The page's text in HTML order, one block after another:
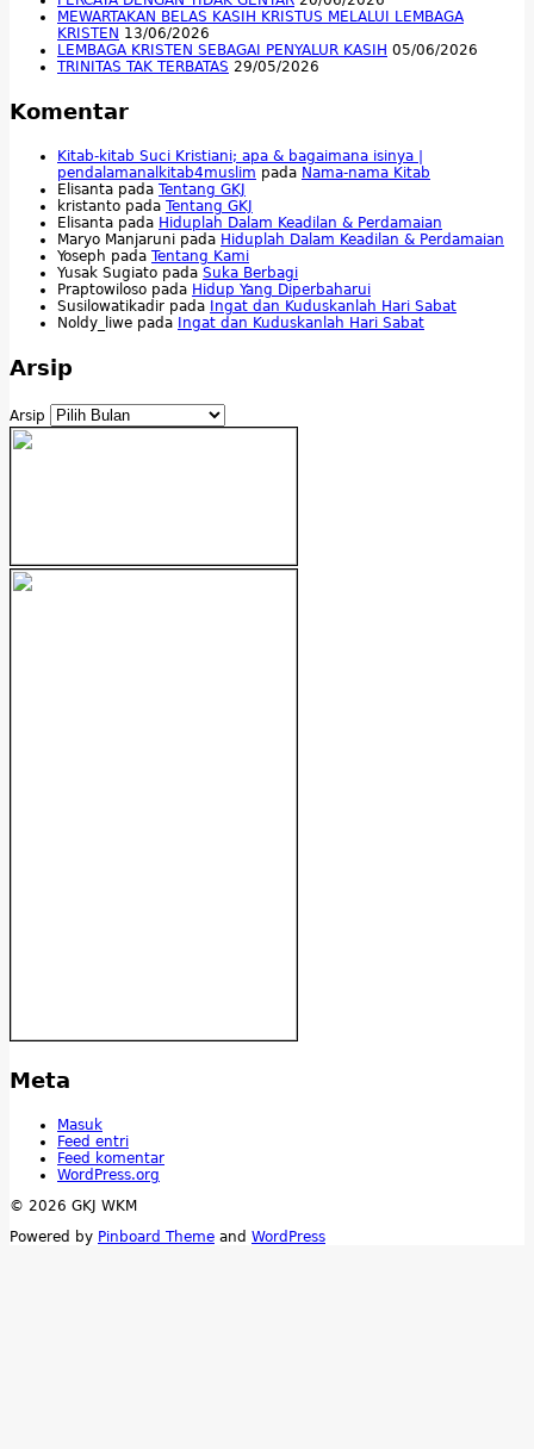
MEWARTAKAN BELAS KASIH KRISTUS MELALUI LEMBAGA
KRISTEN 13/06/2026
LEMBAGA KRISTEN SEBAGAI PENYALUR KASIH 05/06/2026
TRINITAS TAK TERBATAS 29/05/2026
Komentar
Kitab-kitab Suci Kristiani; apa & bagaimana isinya |
pendalamanalkitab4muslim pada Nama-nama Kitab
Elisanta pada Tentang GKJ
kristanto pada Tentang GKJ
Elisanta pada Hiduplah Dalam Keadilan & Perdamaian
Maryo Manjaruni pada Hiduplah Dalam Keadilan & Perdamaian
Yoseph pada Tentang Kami
Yusak Sugiato pada Suka Berbagi
Praptowiloso pada Hidup Yang Diperbaharui
Susilowatikadir pada Ingat dan Kuduskanlah Hari Sabat
Noldy_liwe pada Ingat dan Kuduskanlah Hari Sabat
Arsip
Arsip
Meta
Masuk
Feed entri
Feed komentar
WordPress.org
© 2026 GKJ WKM
Powered by Pinboard Theme and WordPress